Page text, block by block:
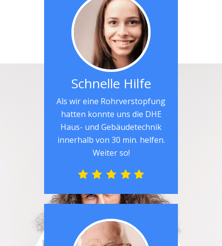
Schnelle Hilfe
Als wir eine Rohrverstopfung
hatten konnte uns die DHE
Haus- und Gebäudetechnik
innerhalb von 30 min. helfen.
Weiter so!